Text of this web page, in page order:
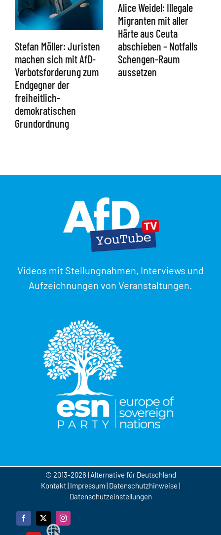
Stefan Möller: Juristen
machen sich mit AfD-
Verbotsforderung zum
Endgegner der
freiheitlich-
demokratischen
Grundordnung
Alice Weidel: Illegale
Migranten mit aller
Härte aus Ceuta
abschieben – Notfalls
Schengen-Raum
aussetzen
Videos mit Stellungnahmen, Interviews und
Aufzeichnungen von Veranstaltungen.
© 2013-2026 | Alternative für Deutschland
Kontakt| Impressum| Datenschutzhinweise |
Datenschutzeinstellungen
Facebook
X
Instagram